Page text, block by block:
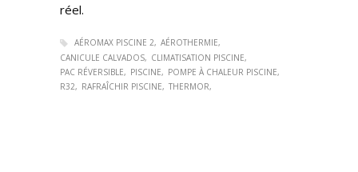
réel.
AÉROMAX PISCINE 2
AÉROTHERMIE
CANICULE CALVADOS
CLIMATISATION PISCINE
PAC RÉVERSIBLE
PISCINE
POMPE À CHALEUR PISCINE
R32
RAFRAÎCHIR PISCINE THERMOR